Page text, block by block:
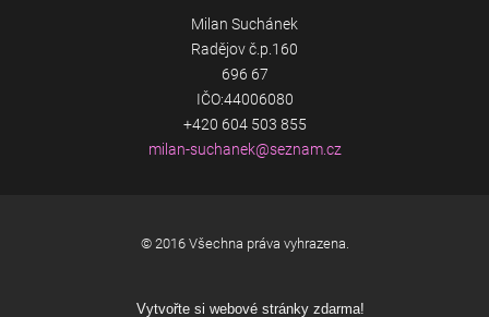
Milan Suchánek
Radějov č.p.160
696 67
IČO:44006080
+420 604 503 855
milan-suchanek@seznam.cz
© 2016 Všechna práva vyhrazena.
Vytvořte si webové stránky zdarma!